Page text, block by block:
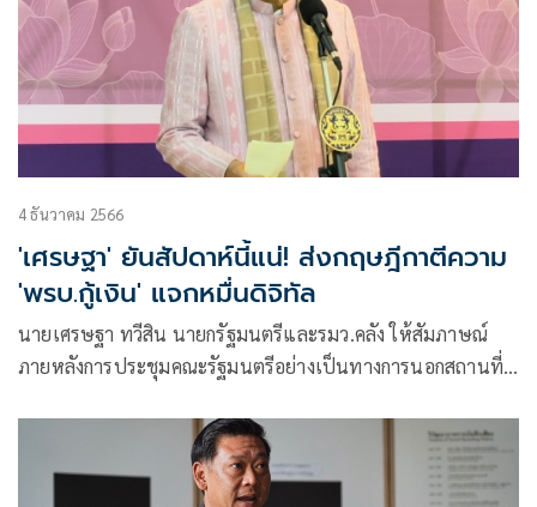
4 ธันวาคม 2566
'เศรษฐา' ยันสัปดาห์นี้แน่! ส่งกฤษฎีกาตีความ
'พรบ.กู้เงิน' แจกหมื่นดิจิทัล
นายเศรษฐา ทวีสิน นายกรัฐมนตรีและรมว.คลัง ให้สัมภาษณ์
ภายหลังการประชุมคณะรัฐมนตรีอย่างเป็นทางการนอกสถานที่